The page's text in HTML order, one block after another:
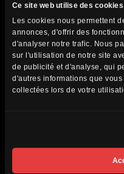
Ce site web utilise des
Les cookies nous permettent
annonces, d'offrir des
d'analyser notre trafic. Nous
sur l'utilisation de notre site
de publicité et d'analyse, qui
d'autres informations que
collectées lors de votre